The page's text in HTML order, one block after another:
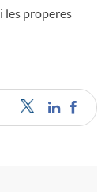
les properes